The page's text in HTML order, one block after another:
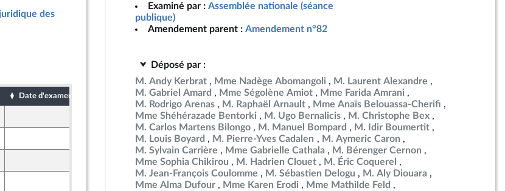
des
Date d'examen Date de dépôt
Examiné par : Assemblée nationale (séance
publique)
Amendement parent : Amendement n°82
Déposé par :
M. Andy Kerbrat
Mme Nadège Abomangoli
M. Laurent Alexandre
M. Gabriel Amard
Mme Ségolène Amiot
Mme Farida Amrani
M. Rodrigo Arenas
M. Raphaël Arnault
Mme Anaïs Belouassa-Cherifi
Mme Shéhérazade Bentorki
M. Ugo Bernalicis
M. Christophe Bex
M. Carlos Martens Bilongo
M. Manuel Bompard
M. Idir Boumertit
M. Louis Boyard
M. Pierre-Yves Cadalen
M. Aymeric Caron
M. Sylvain Carrière
Mme Gabrielle Cathala
M. Bérenger Cernon
Mme Sophia Chikirou
M. Hadrien Clouet
M. Éric Coquerel
M. Jean-François Coulomme
M. Sébastien Delogu
M. Aly Diouara
Mme Alma Dufour
Mme Karen Erodi
Mme Mathilde Feld